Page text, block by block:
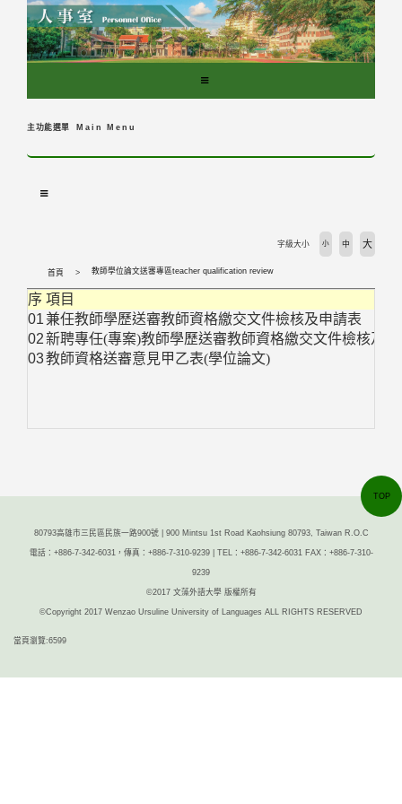
主功能選單 Main Menu
首頁 教師學位論文送審專區teacher qualification review
字級大小 小 中 大
序 項目
01兼任教師學歷送審教師資格繳交文件檢核及申請表
02新聘專任(專案)教師學歷送審教師資格繳交文件檢核及
03教師資格送審意見甲乙表(學位論文)
80793高雄市三民區民族一路900號 | 900 Mintsu 1st Road Kaohsiung 80793, Taiwan R.O.C
電話：+886-7-342-6031，傳真：+886-7-310-9239 | TEL：+886-7-342-6031 FAX：+886-7-310-
9239
©2017 文藻外語大學 版權所有
©Copyright 2017 Wenzao Ursuline University of Languages ALL RIGHTS RESERVED
當頁瀏覽:6599
TOP